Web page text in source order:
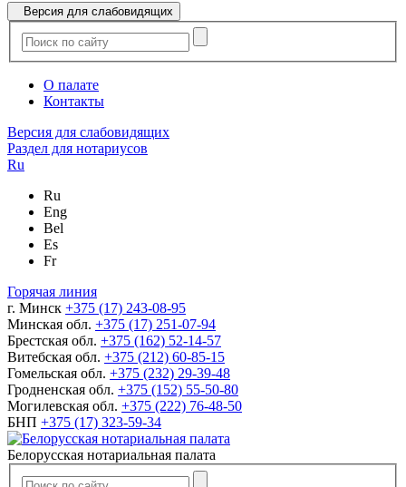
Версия для слабовидящих
О палате
Контакты
Версия для слабовидящих
Раздел для нотариусов
Ru
Ru
Eng
Bel
Es
Fr
Горячая линия
г. Минск +375 (17) 243-08-95
Минская обл. +375 (17) 251-07-94
Брестская обл. +375 (162) 52-14-57
Витебская обл. +375 (212) 60-85-15
Гомельская обл. +375 (232) 29-39-48
Гродненская обл. +375 (152) 55-50-80
Могилевская обл. +375 (222) 76-48-50
БНП +375 (17) 323-59-34
Белорусская нотариальная палата